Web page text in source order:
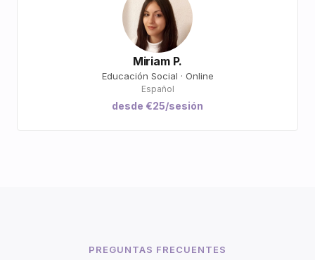
Miriam P.
Educación Social · Online
Español
desde €25/sesión
PREGUNTAS FRECUENTES